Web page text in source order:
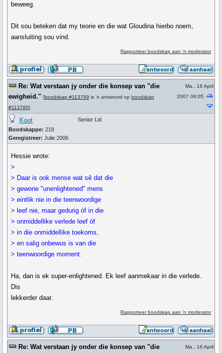
beweeg.
Dit sou beteken dat my teorie en die wat Gloudina hierbo noem,
aansluiting sou vind.
Rapporteer boodskap aan 'n moderator
Re: Wat verstaan jy onder die konsep van "die
ewigheid." [boodskap #113799 is 'n antwoord op boodskap
#113780]
Ma., 16 April
2007 08:05
Koot
Boodskappe: 218
Geregistreer: Julie 2006
Senior Lid
Hessie wrote:
>
> Daar is ook mense wat sê dat die
> gewone "unenlightened" mens
> eintlik nie in die teenwoordige
> leef nie, maar gedurig óf in die
> onmiddellike verlede leef óf
> in die onmiddellike toekoms,
> en salig onbewus is van die
> teenwoordige moment.
Ha, dan is ek super-enlightened. Ek leef aanmekaar in die verlede.
Dis
lekkerder daar.
Rapporteer boodskap aan 'n moderator
Re: Wat verstaan jy onder die konsep van "die
Ma., 16 April